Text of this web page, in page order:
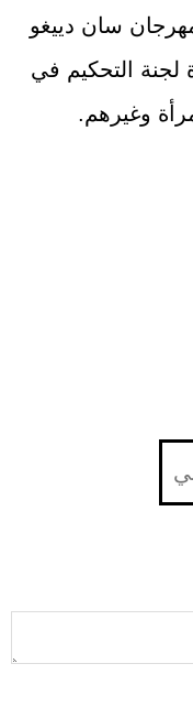
سان دييغو
لجنة التحكيم في
وغيرهم.